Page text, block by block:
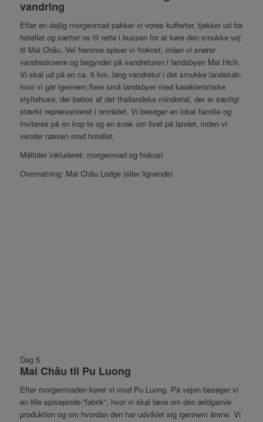
vandring
Efter en dejlig morgenmad pakker vi vores kufferter, tjekker ud fra
hotellet og sætter os til rette i bussen for at køre den smukke vej
til Mai Châu. Vel fremme spiser vi frokost, inden vi snører
vandreskoene og begynder på vandreturen i landsbyen Mai Hich.
Vi skal ud på en ca. 6 km. lang vandretur i det smukke landskab,
hvor vi går igennem flere små landsbyer med karakteristiske
styltehuse, der bebos af det thailandske mindretal, der er særligt
stærkt repræsenteret i området. Vi besøger en lokal familie og
inviteres på en kop te og en snak om livet på landet, inden vi
vender næsen mod hotellet.
Måltider inkluderet: morgenmad og frokost
Overnatning: Mai Châu Lodge (eller lignende)
Dag 5
Mai Châu til Pu Luong
Efter morgenmaden kører vi mod Pu Luong. På vejen besøger vi
en lille spisepinde-”fabrik”, hvor vi skal lære om den ældgamle
produktion og om hvordan den har udviklet sig igennem årene. Vi